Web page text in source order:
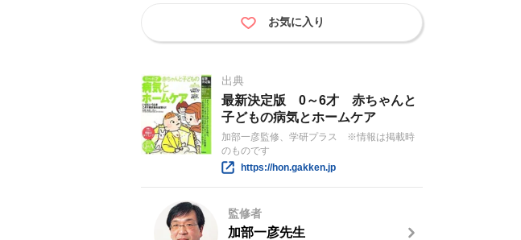
お気に入り
出典
最新決定版 0～6才 赤ちゃんと
子どもの病気とホームケア
加部一彦監修、学研プラス ※情報は掲載時
のものです
https://hon.gakken.jp
監修者
加部一彦先生